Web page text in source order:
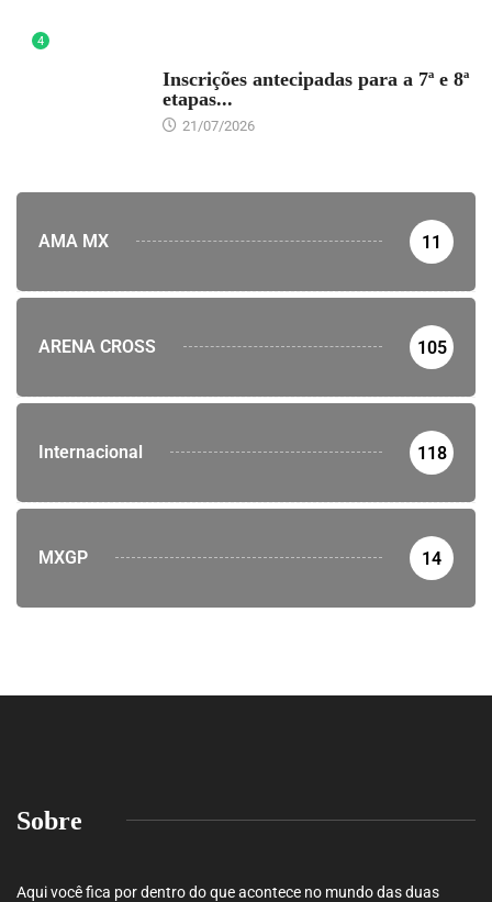
4
Inscrições antecipadas para a 7ª e 8ª
etapas...
21/07/2026
AMA MX 11
ARENA CROSS 105
Internacional 118
MXGP 14
Sobre
Aqui você fica por dentro do que acontece no mundo das duas